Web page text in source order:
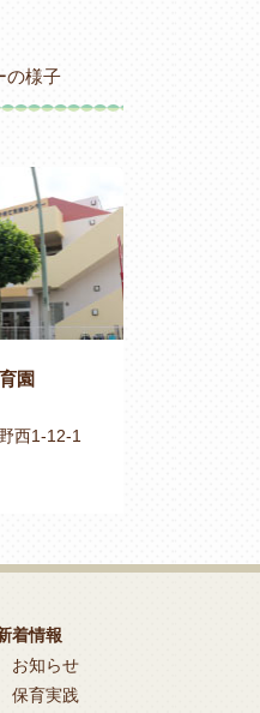
の様子
園
西1-12-1
着情報
お知らせ
保育実践